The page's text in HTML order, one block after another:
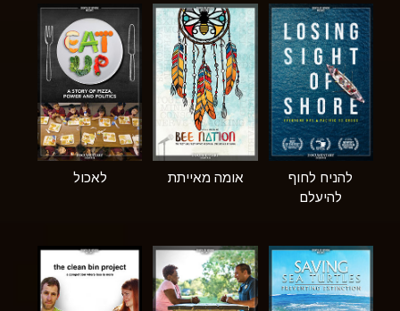
להניח לחוף
להיעלם
אומה מאייתת לאכול